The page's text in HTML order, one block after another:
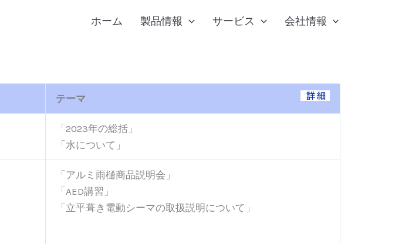
ホーム 製品情報 サービス 会社情報
テーマ
「2023年の総括」
「水について」
「アルミ雨樋商品説明会」
「AED講習」
「立平葺き電動シーマの取扱説明について」